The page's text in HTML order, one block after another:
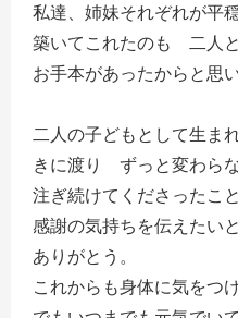
私達、姉妹それぞれが平
築いてこれたのも 二人
お手本があったからと思
二人の子どもとして生
きに渡り ずっと変わら
注ぎ続けてくださったこ
感謝の気持ちを伝えたい
ありがとう。
これからも身体に気をつ